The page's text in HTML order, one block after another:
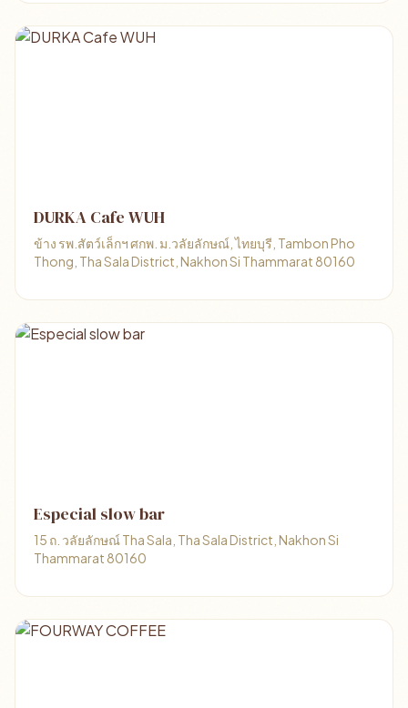
DURKA Cafe WUH
ข้าง รพ.สัตว์เล็กฯ ศกพ. ม.วลัยลักษณ์, ไทยบุรี, Tambon Pho
Thong, Tha Sala District, Nakhon Si Thammarat 80160
Especial slow bar
15 ถ. วลัยลักษณ์ Tha Sala, Tha Sala District, Nakhon Si
Thammarat 80160